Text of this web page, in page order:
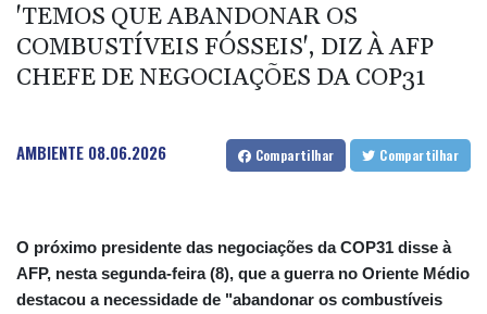
Milhares marcham na Argentina no dia de São Caetano,
padroeiro do pão e do trabalho
Europa se prepara para queda de geração de energia durante
'TEMOS QUE ABANDONAR OS
COMBUSTÍVEIS FÓSSEIS', DIZ À AFP
CHEFE DE NEGOCIAÇÕES DA COP31
AMBIENTE 08.06.2026 Compartilhar Compartilhar
O próximo presidente das negociações da COP31 disse à
AFP, nesta segunda-feira (8), que a guerra no Oriente Médio
destacou a necessidade de "abandonar os combustíveis